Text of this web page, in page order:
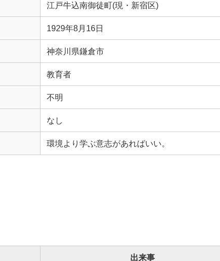
江戸牛込南御徒町(現・新宿区)
1929年8月16日
神奈川県鎌倉市
教育者
不明
なし
環境より学ぶ意志があればいい。
出来事